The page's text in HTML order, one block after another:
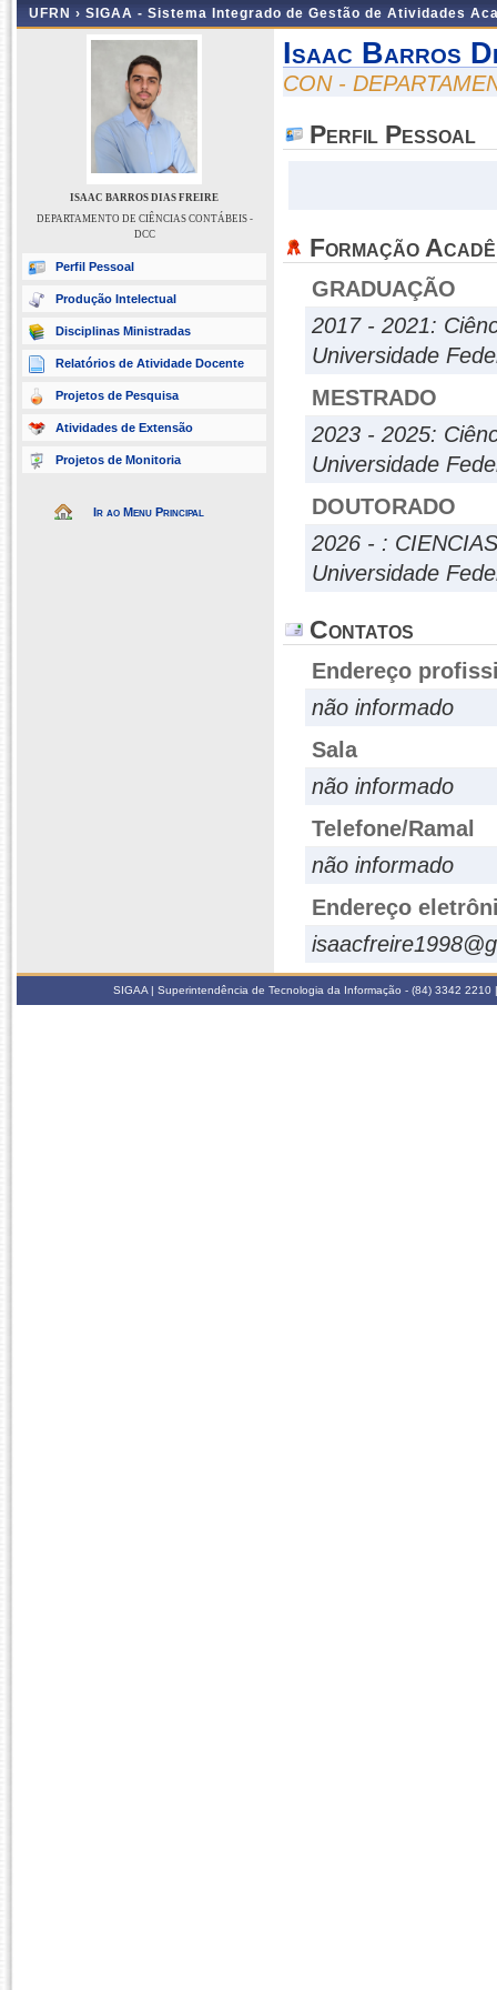
UFRN › SIGAA - Sistema Integrado de Gestão de Atividades
ISAAC BARROS DIAS FREIRE
DEPARTAMENTO DE CIÊNCIAS CONTÁBEIS -
DCC
Perfil Pessoal
Produção Intelectual
Disciplinas Ministradas
Relatórios de Atividade Docente
Projetos de Pesquisa
Atividades de Extensão
Projetos de Monitoria
Ir ao Menu Principal
Isaac Barros
CON -
Perfil Pessoal
Formação
GRADUAÇÃO
2017 - 2021:
Universidade
MESTRADO
2023 - 2025:
Universidade
DOUTORADO
2026 - :
Universidade
Contatos
Endereço
não informado
Sala
não informado
Telefone/Ramal
não informado
Endereço
SIGAA | Superintendência de Tecnologia da Informação - (84) 3342